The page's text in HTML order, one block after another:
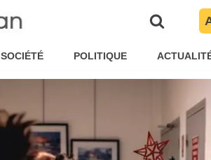
SOCIÉTÉ POLITIQUE
nuit festive
Torres Reportages,Société